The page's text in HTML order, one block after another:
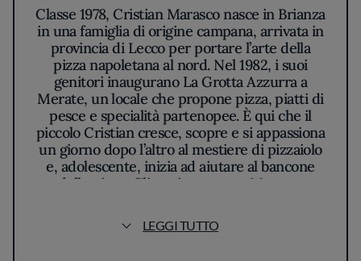
Classe 1978, Cristian Marasco nasce in Brianza
in una famiglia di origine campana, arrivata in
provincia di Lecco per portare l’arte della
pizza napoletana al nord. Nel 1982, i suoi
genitori inaugurano La Grotta Azzurra a
Merate, un locale che propone pizza, piatti di
pesce e specialità partenopee. È qui che il
piccolo Cristian cresce, scopre e si appassiona
un giorno dopo l’altro al mestiere di pizzaiolo
e, adolescente, inizia ad aiutare al bancone
delle pizze. Gli anni passano e Marasco
all’Università della Pizza di Molino Quaglia e
inizia a partecipare ad alcune gare del settore,
LEGGI TUTTO